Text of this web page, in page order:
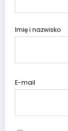
Imię i nazwisko
E-mail